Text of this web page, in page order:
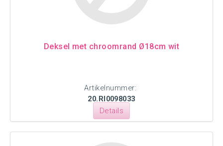
Deksel met chroomrand Ø18cm wit
Artikelnummer:
20.RI0098033
Details